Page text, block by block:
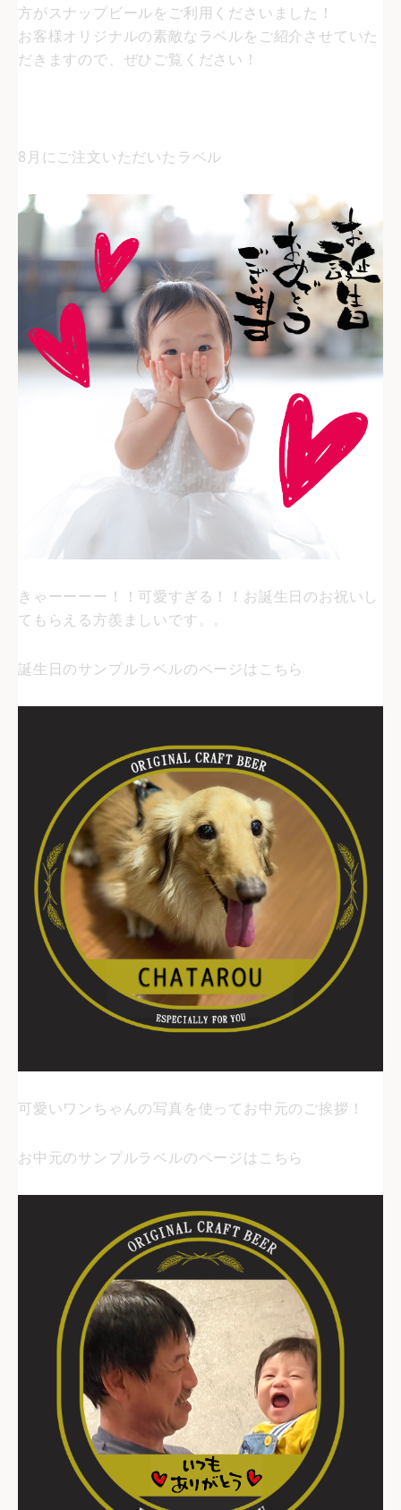
方がスナップビールをご利用くださいました！
お客様オリジナルの素敵なラベルをご紹介させていた
だきますので、ぜひご覧ください！
8月にご注文いただいたラベル
きゃーーーー！！可愛すぎる！！お誕生日のお祝いし
てもらえる方羨ましいです。。
誕生日のサンプルラベルのページはこちら
可愛いワンちゃんの写真を使ってお中元のご挨拶！
お中元のサンプルラベルのページはこちら